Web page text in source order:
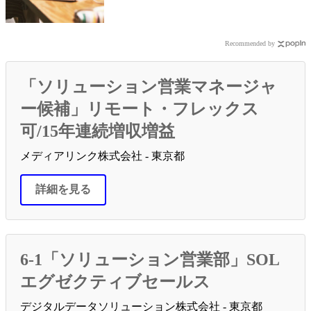
Recommended by
「ソリューション営業マネージャ
ー候補」リモート・フレックス
可/15年連続増収増益
メディアリンク株式会社 - 東京都
詳細を見る
6-1「ソリューション営業部」SOL
エグゼクティブセールス
デジタルデータソリューション株式会社 - 東京都